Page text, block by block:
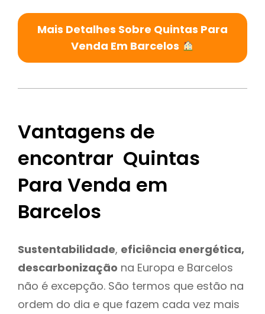
Mais Detalhes Sobre Quintas Para
Venda Em Barcelos
Vantagens de
encontrar Quintas
Para Venda em
Barcelos
Sustentabilidade, eficiência energética,
descarbonização na Europa e Barcelos
não é excepção. São termos que estão na
ordem do dia e que fazem cada vez mais